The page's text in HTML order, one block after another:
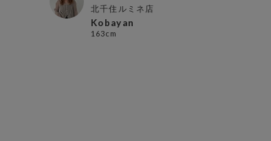
北千住ルミネ店
Kobayan
163cm